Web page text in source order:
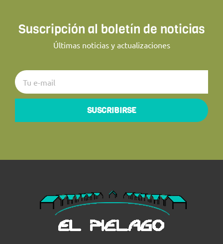
Suscripción al boletín de noticias
Últimas noticias y actualizaciones
SUSCRIBIRSE